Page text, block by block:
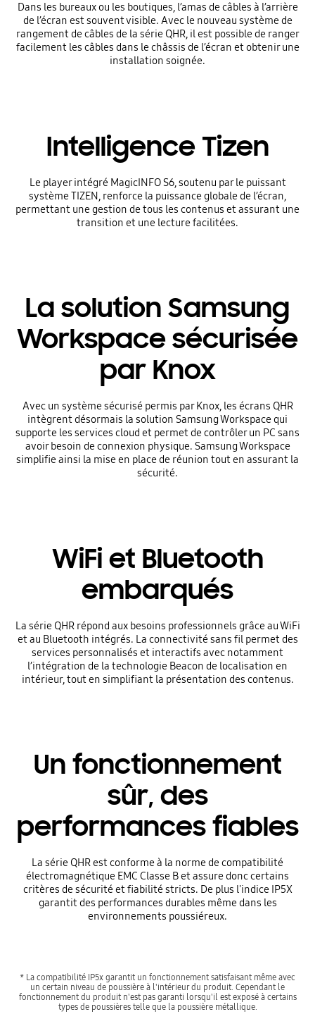
Dans les bureaux ou les boutiques, l’amas de câbles à l’arrière
de l’écran est souvent visible. Avec le nouveau système de
rangement de câbles de la série QHR, il est possible de ranger
facilement les câbles dans le châssis de l’écran et obtenir une
installation soignée.
Intelligence Tizen
Le player intégré MagicINFO S6, soutenu par le puissant
système TIZEN, renforce la puissance globale de l’écran,
permettant une gestion de tous les contenus et assurant une
transition et une lecture facilitées.
La solution Samsung
Workspace sécurisée
par Knox
Avec un système sécurisé permis par Knox, les écrans QHR
intègrent désormais la solution Samsung Workspace qui
supporte les services cloud et permet de contrôler un PC sans
avoir besoin de connexion physique. Samsung Workspace
simplifie ainsi la mise en place de réunion tout en assurant la
sécurité.
WiFi et Bluetooth
embarqués
La série QHR répond aux besoins professionnels grâce au WiFi
et au Bluetooth intégrés. La connectivité sans fil permet des
services personnalisés et interactifs avec notamment
l’intégration de la technologie Beacon de localisation en
intérieur, tout en simplifiant la présentation des contenus.
Un fonctionnement
sûr, des
performances fiables
La série QHR est conforme à la norme de compatibilité
électromagnétique EMC Classe B et assure donc certains
critères de sécurité et fiabilité stricts. De plus l'indice IP5X
garantit des performances durables même dans les
environnements poussiéreux.
* La compatibilité IP5x garantit un fonctionnement satisfaisant même avec
un certain niveau de poussière à l'intérieur du produit. Cependant le
fonctionnement du produit n'est pas garanti lorsqu'il est exposé à certains
types de poussières telle que la poussière métallique.